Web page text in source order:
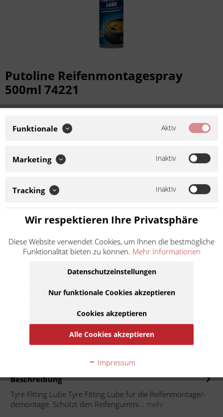
Putoline Reifenmontagespray
500ml 74221
Hersteller:Putoline
GEFAHR!
Gefahrenhinweise
EUH208:Kann allergische Reaktionen hervorrufen.H222:
Extrem entzündbares Aerosol.
H229:
Behälter steht unter
Druck: kann bei Erwärmung bersten.
13,90 € *
0.5 Liter (27,80 € * / 1 Liter)
Lieferzeit ca. 1 Werktag
In denWarenkorb
Auf die Merkliste
Beschreibung
Tyre Fitting Lube Tyre Fitting Lube für die Reifenmontage/-
demontage. Schützt den Reifengummi... mehr
Funktionale Aktiv
Marketing Inaktiv
Tracking Inaktiv
Wir respektieren Ihre Privatsphäre
Diese Website verwendet Cookies, um Ihnen die bestmögliche
Funktionalität bieten zu können. Mehr Informationen
Datenschutzeinstellungen
Nur funktionale Cookies akzeptieren
Cookies akzeptieren
Alle Cookies akzeptieren
Impressum